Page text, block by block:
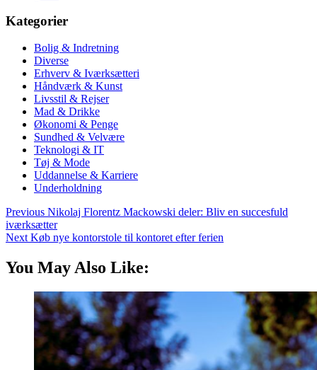
Kategorier
Bolig & Indretning
Diverse
Erhverv & Iværksætteri
Håndværk & Kunst
Livsstil & Rejser
Mad & Drikke
Økonomi & Penge
Sundhed & Velvære
Teknologi & IT
Tøj & Mode
Uddannelse & Karriere
Underholdning
Previous Nikolaj Florentz Mackowski deler: Bliv en succesfuld
iværksætter
Next Køb nye kontorstole til kontoret efter ferien
You May Also Like: